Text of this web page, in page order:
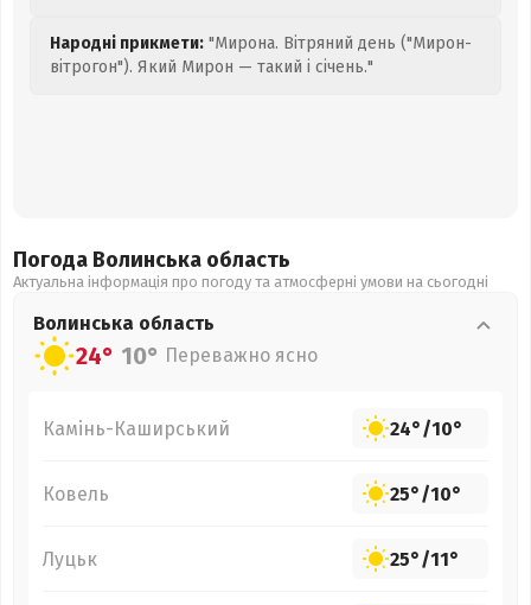
Народні прикмети: "Мирона. Вітряний день ("Мирон-
вітрогон"). Який Мирон — такий і січень."
Погода Волинська область
Актуальна інформація про погоду та атмосферні умови на сьогодні
Волинська область
24° 10° Переважно ясно
Камінь-Каширський 24°/10°
Ковель 25°/10°
Луцьк 25°/11°